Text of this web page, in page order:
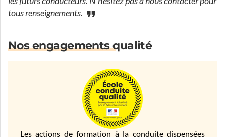
tous renseignements.
Nos engagements qualité
Les actions de formation à la conduite dispensées